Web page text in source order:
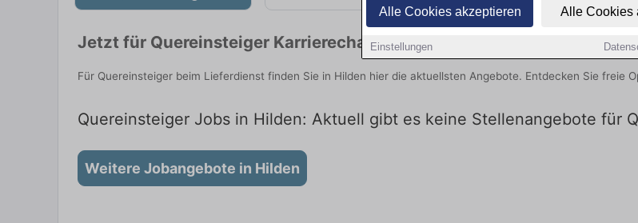
Alle Cookies akzeptieren Alle Cookies
Einstellungen
Jetzt für Quereinsteiger Karrierechancen in Hilden entdecken
Für Quereinsteiger beim Lieferdienst finden Sie in Hilden hier die aktuellsten Angebote. Entdecken Sie freie
Quereinsteiger Jobs in Hilden: Aktuell gibt es keine Stellenangebote für
Weitere Jobangebote in Hilden